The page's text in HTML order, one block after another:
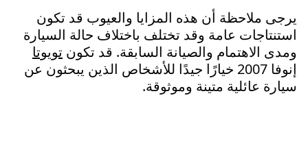
يرجى ملاحظة أن هذه المزايا والعيوب قد تكون
استنتاجات عامة وقد تختلف باختلاف حالة السيارة
ومدى الاهتمام والصيانة السابقة. قد تكون تويوتا
إنوفا 2007 خيارًا جيدًا للأشخاص الذين يبحثون عن
سيارة عائلية متينة وموثوقة.